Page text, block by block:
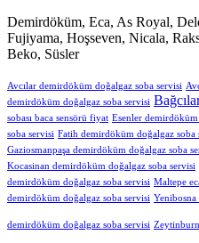
Demirdöküm, Eca, As Royal,
Fujiyama, Hoşseven, Nicala,
Beko, Süsler
Avcılar demirdöküm doğalgaz soba servisi
demirdöküm doğalgaz soba servisi
sobası baca sensörü fiyat Esenler
soba servisi Fatih demirdöküm doğalgaz soba
Gaziosmanpaşa demirdöküm doğalgaz soba
Kocasinan demirdöküm doğalgaz soba servisi
demirdöküm doğalgaz soba servisi Maltepe
demirdöküm doğalgaz soba servisi Yenibosna
demirdöküm doğalgaz soba servisi